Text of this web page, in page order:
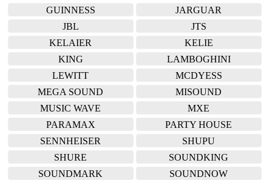
GUINNESS
JARGUAR
JBL
JTS
KELAIER
KELIE
KING
LAMBOGHINI
LEWITT
MCDYESS
MEGA SOUND
MISOUND
MUSIC WAVE
MXE
PARAMAX
PARTY HOUSE
SENNHEISER
SHUPU
SHURE
SOUNDKING
SOUNDMARK
SOUNDNOW